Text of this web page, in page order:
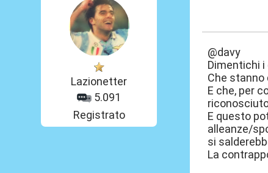
Lazionetter
5.091
Registrato
@davy
Dimentichi i
Che stanno
E che, per
E questo
alleanze/
si
La